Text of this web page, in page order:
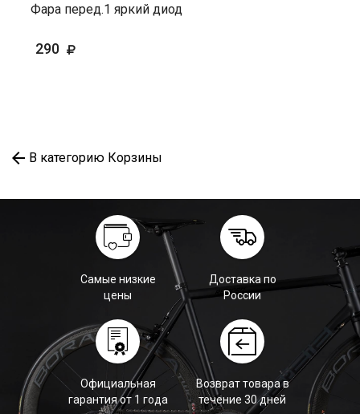
Фара перед.1 яркий диод
290
В категорию Корзины
Самые низкие
цены
Доставка по
России
Официальная
гарантия от 1 года
Возврат товара в
течение 30 дней